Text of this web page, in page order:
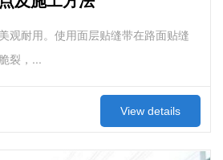
观耐用。使用面层贴缝带在路面贴缝
裂，...
View details